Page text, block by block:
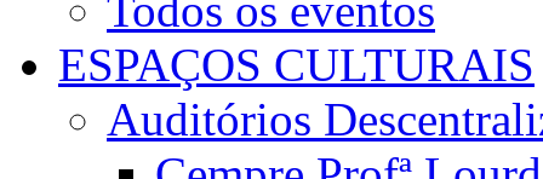
ESPAÇOS CULTURAIS
Auditórios